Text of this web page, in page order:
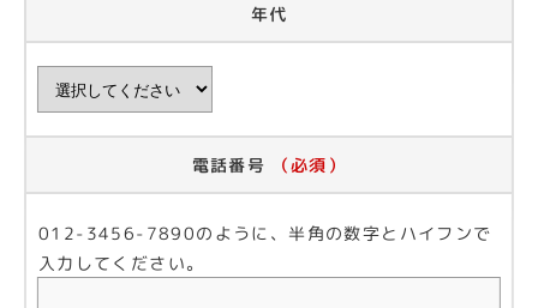
年代
電話番号 （必須）
012-3456-7890のように、半角の数字とハイフンで
入力してください。